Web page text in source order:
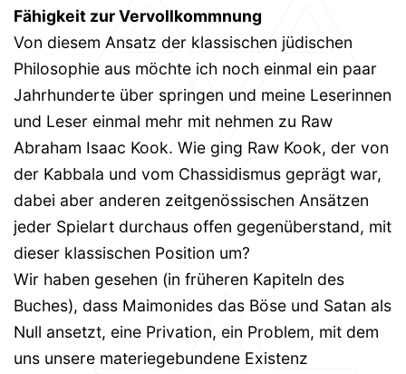
Fähigkeit zur Vervollkommnung
Von diesem Ansatz der klassischen jüdischen
Philosophie aus möchte ich noch einmal ein paar
Jahrhunderte über springen und meine Leserinnen
und Leser einmal mehr mit nehmen zu Raw
Abraham Isaac Kook. Wie ging Raw Kook, der von
der Kabbala und vom Chassidismus geprägt war,
dabei aber anderen zeitgenössischen Ansätzen
jeder Spielart durchaus offen gegenüberstand, mit
dieser klassischen Position um?
Wir haben gesehen (in früheren Kapiteln des
Buches), dass Maimonides das Böse und Satan als
Null ansetzt, eine Privation, ein Problem, mit dem
uns unsere materiegebundene Existenz